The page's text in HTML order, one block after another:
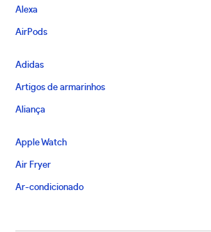
Alexa
AirPods
Adidas
Artigos de armarinhos
Aliança
Apple Watch
Air Fryer
Ar-condicionado